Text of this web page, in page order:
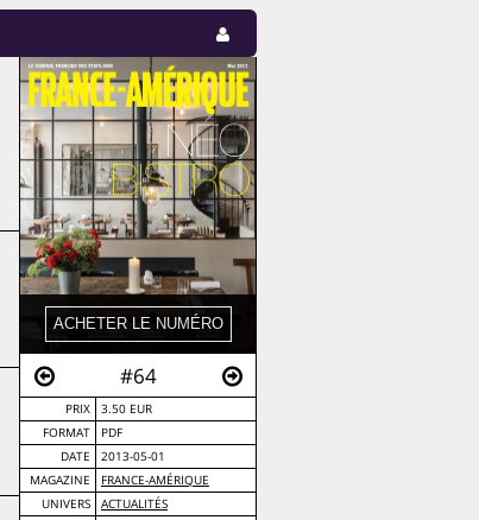
#64
PRIX
3.50 EUR
FORMAT
PDF
DATE
2013-05-01
MAGAZINE
FRANCE-AMÉRIQUE
UNIVERS
ACTUALITÉS